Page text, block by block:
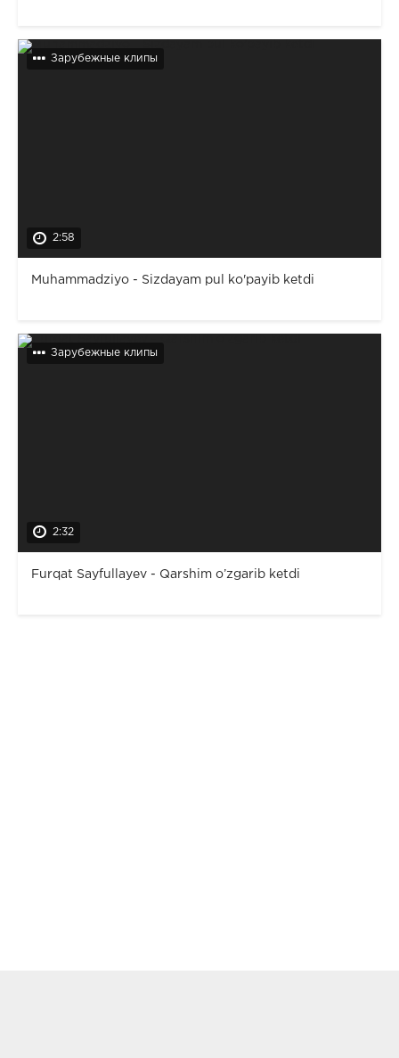
Зарубежные клипы
2:58
Muhammadziyo - Sizdayam pul ko'payib ketdi
Зарубежные клипы
2:32
Furqat Sayfullayev - Qarshim o’zgarib ketdi